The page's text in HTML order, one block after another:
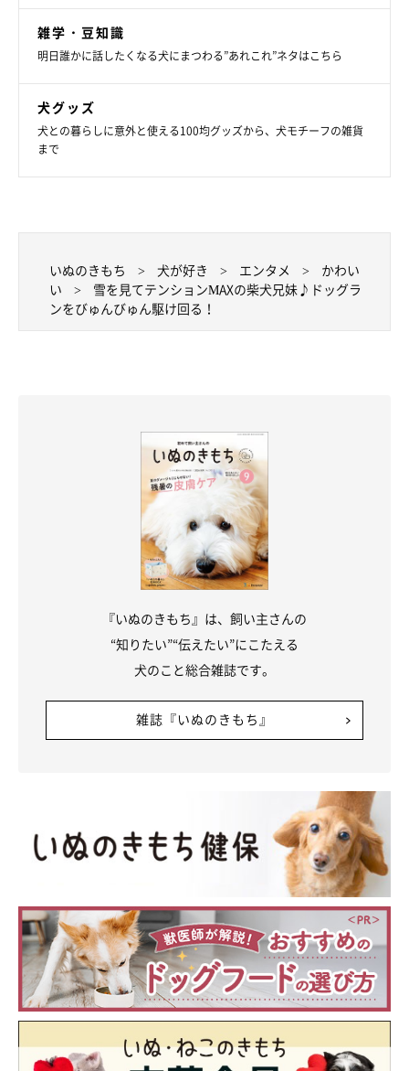
雑学・豆知識
明日誰かに話したくなる犬にまつわる”あれこれ”ネタはこちら
犬グッズ
犬との暮らしに意外と使える100均グッズから、犬モチーフの雑貨
まで
いぬのきもち 犬が好き エンタメ
かわい
い
雪を見てテンションMAXの柴犬兄妹♪ドッグラ
ンをびゅんびゅん駆け回る！
『いぬのきもち』は、飼い主さんの
“知りたい”“伝えたい”にこたえる
犬のこと総合雑誌です。
雑誌『いぬのきもち』